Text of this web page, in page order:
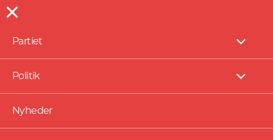
Partiet
Vis
Politik
Vis
Nyheder
Pressefotos